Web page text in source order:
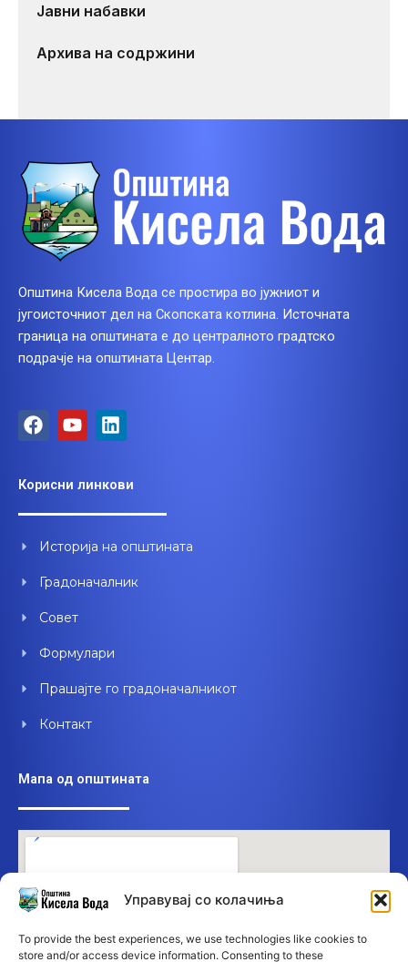
Управувај со колачиња
To provide the best experiences, we use technologies like cookies to
store and/or access device information. Consenting to these
Јавни набавки
Архива на содржини
Општина Кисела Вода се простира во јужниот и
југоисточниот дел на Скопската котлина. Источната
граница на општината е до централното градтско
подрачје на општината Центар.
F
a
e
b
o
k
Y
o
t
u
b
L
i
k
e
d
n
Корисни линкови
Историја на општината
Градоначалник
Совет
Формулари
Прашајте го градоначалникот
Контакт
Мапа од општината